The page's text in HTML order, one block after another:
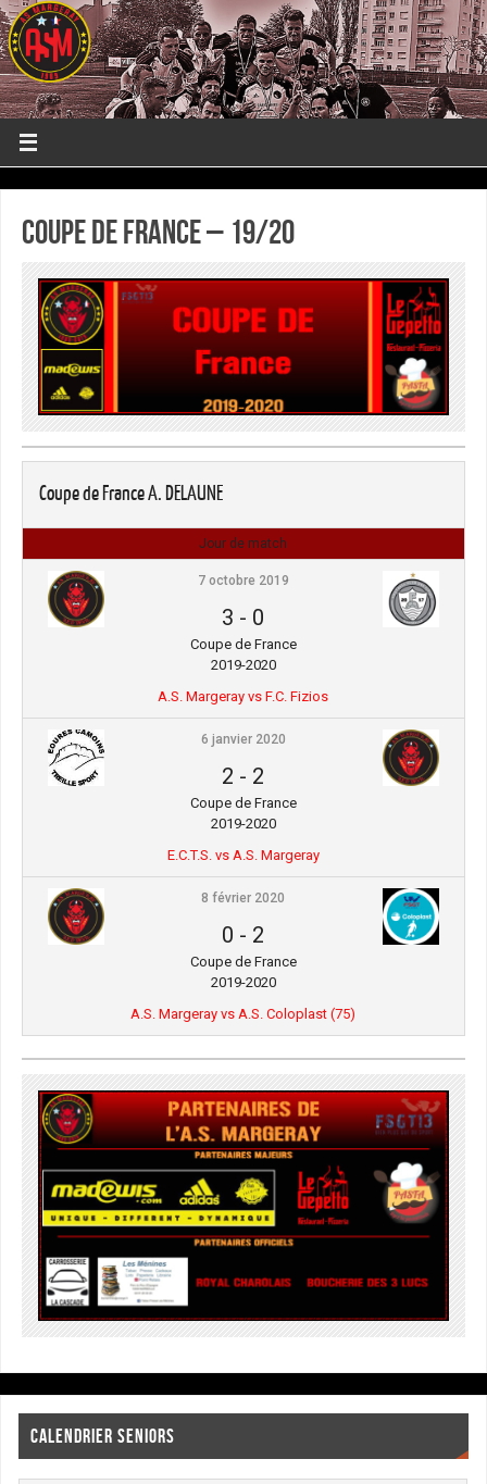
Coupe de France – 19/20
Coupe de France A. DELAUNE
Jour de match
7 octobre 2019
3 - 0
Coupe de France
2019-2020
A.S. Margeray vs F.C. Fizios
6 janvier 2020
2 - 2
Coupe de France
2019-2020
E.C.T.S. vs A.S. Margeray
8 février 2020
0 - 2
Coupe de France
2019-2020
A.S. Margeray vs A.S. Coloplast (75)
CALENDRIER SENIORS